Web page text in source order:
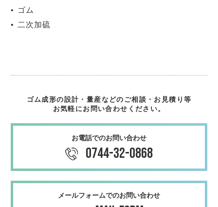
ゴム
二次加硫
ゴム成形の設計・量産などのご相談・お見積り等
お気軽にお問い合わせください。
お電話でのお問い合わせ
0744-32-0868
メールフォームでのお問い合わせ